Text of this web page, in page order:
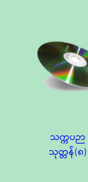
သက္ကပဉာ
သုတ္တန်(၈)